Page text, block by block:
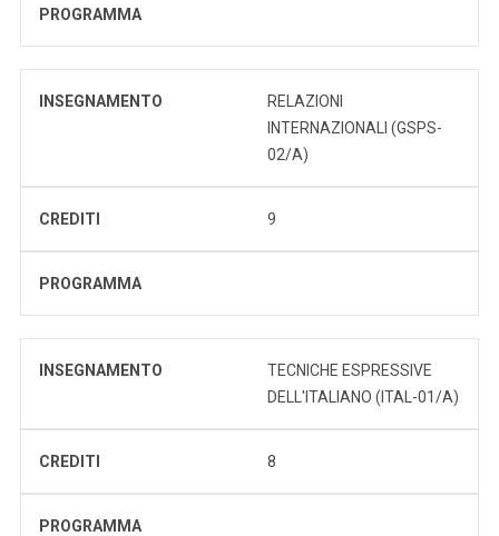
PROGRAMMA
INSEGNAMENTO
RELAZIONI
INTERNAZIONALI (GSPS-
02/A)
CREDITI 9
PROGRAMMA
INSEGNAMENTO
TECNICHE ESPRESSIVE
DELL'ITALIANO (ITAL-01/A)
CREDITI 8
PROGRAMMA